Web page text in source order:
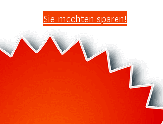
Sie möchten sparen!